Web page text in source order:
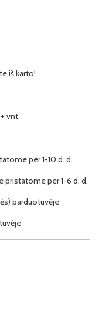
iš karto!
vnt.
per 1-10 d. d.
pristatome per 1-6 d. d.
parduotuvėje